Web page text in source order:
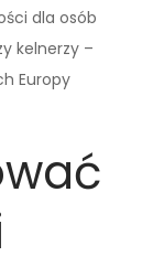
dla osób
kelnerzy –
Europy